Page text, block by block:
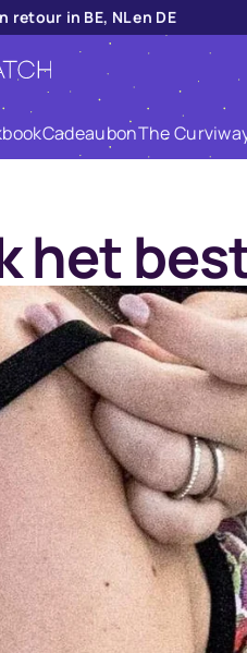
in BE, NL en DE
CadeaubonThe
het